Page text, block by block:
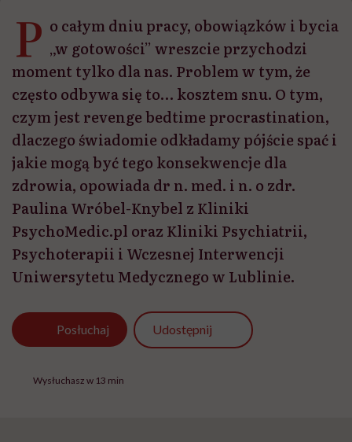
P o całym dniu pracy, obowiązków i bycia
„w gotowości” wreszcie przychodzi
moment tylko dla nas. Problem w tym, że
często odbywa się to… kosztem snu. O tym,
czym jest revenge bedtime procrastination,
dlaczego świadomie odkładamy pójście spać i
jakie mogą być tego konsekwencje dla
zdrowia, opowiada dr n. med. i n. o zdr.
Paulina Wróbel-Knybel z Kliniki
PsychoMedic.pl oraz Kliniki Psychiatrii,
Psychoterapii i Wczesnej Interwencji
Uniwersytetu Medycznego w Lublinie.
Posłuchaj Udostępnij
Wysłuchasz w 13 min